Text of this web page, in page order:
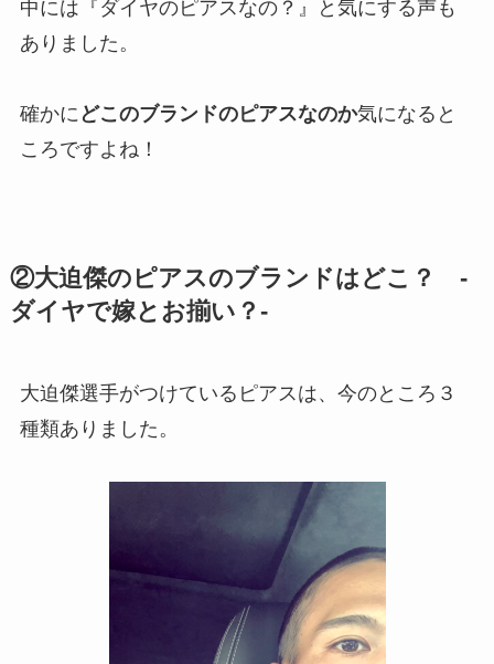
中には『ダイヤのピアスなの？』と気にする声も
ありました。
確かに どこのブランドのピアスなのか気になると
ころですよね！
②大迫傑のピアスのブランドはどこ？ -
ダイヤで嫁とお揃い？-
大迫傑選手がつけているピアスは、今のところ３
種類ありました。